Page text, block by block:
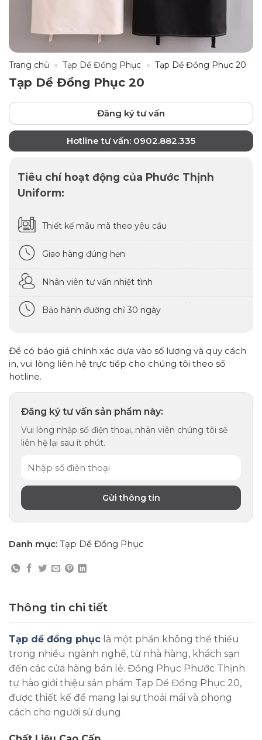
Trang chủ » Tạp Dề Đồng Phục » Tạp Dề Đồng Phục 20
Tạp Dề Đồng Phục 20
Đăng ký tư vấn
Hotline tư vấn: 0902.882.335
Tiêu chí hoạt động của Phước Thịnh
Uniform:
Thiết kế mẫu mã theo yêu cầu
Giao hàng đúng hẹn
Nhân viên tư vấn nhiệt tình
Bảo hành đường chỉ 30 ngày
Để có báo giá chính xác dựa vào số lượng và quy cách
in, vui lòng liên hệ trực tiếp cho chúng tôi theo số
hotline.
Đăng ký tư vấn sản phẩm này:
Vui lòng nhập số điện thoại, nhân viên chúng tôi sẽ
liên hệ lại sau ít phút.
Danh mục: Tạp Dề Đồng Phục
Thông tin chi tiết
Tạp dề đồng phục là một phần không thể thiếu
trong nhiều ngành nghề, từ nhà hàng, khách sạn
đến các cửa hàng bán lẻ. Đồng Phục Phước Thịnh
tự hào giới thiệu sản phẩm Tạp Dề Đồng Phục 20,
được thiết kế để mang lại sự thoải mái và phong
cách cho người sử dụng.